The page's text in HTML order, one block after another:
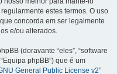
estes termos. O uso
concorda em ser legalmente
e/ou alterados.
(doravante “eles”, “software
phpBB”) que é um
General Public License v2”